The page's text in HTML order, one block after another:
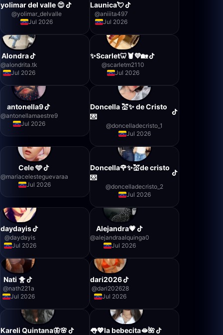
yolimar del valle 😍
@yolimar_delvalle
Jul 2026
Launica💘
@aniiita497
Jul 2026
Alondra
@alondrita.tk
Jul 2026
✨Scarlet🦷🦞💜🏡
@scarletm2110
Jul 2026
antonella9
@antonellamaestre9
Jul 2026
Doncella 💒✨️ de Cristo
💌
@doncelladecristo_1
Jul 2026
Cele 🩵
@mariacelesteguevaraa
Jul 2026
Doncella🌹✨️💒de cristo
💌
@doncelladecristo_2
Jul 2026
daydayis
@daydayis
Jul 2026
Alejandra💗
@alejandraalquinga0
Jul 2026
Nati 🐥
@nath221a
Jul 2026
dari2026
@dari202628
Jul 2026
Kareli Quintana🦋🌸 👅💖la bebecita🫦🌺